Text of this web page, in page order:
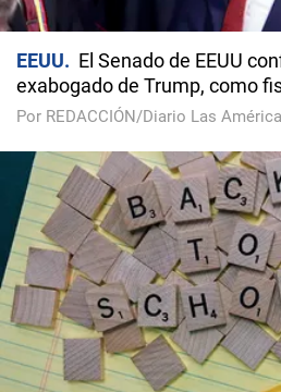
EEUU
El Senado de EEUU
exabogado de Trump, como
Por REDACCIÓN/Diario Las